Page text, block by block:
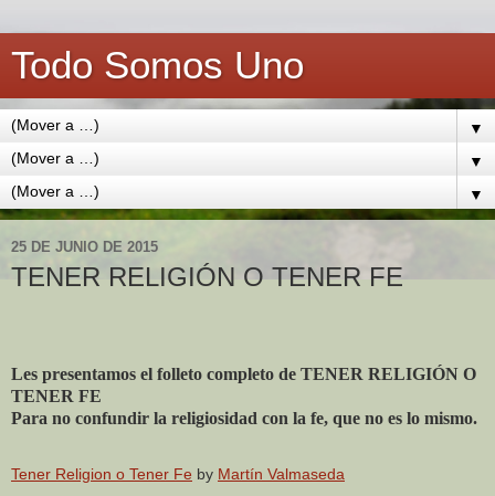
Todo Somos Uno
▼
▼
▼
25 DE JUNIO DE 2015
TENER RELIGIÓN O TENER FE
Les presentamos el folleto completo de TENER RELIGIÓN O
TENER FE
Para no confundir la religiosidad con la fe, que no es lo mismo.
Tener Religion o Tener Fe by Martín Valmaseda